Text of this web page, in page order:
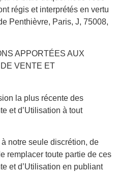
régis et interprétés en vertu
Penthièvre, Paris, J, 75008,
APPORTÉES AUX
VENTE ET
la plus récente des
et d’Utilisation à tout
notre seule discrétion, de
remplacer toute partie de ces
et d’Utilisation en publiant